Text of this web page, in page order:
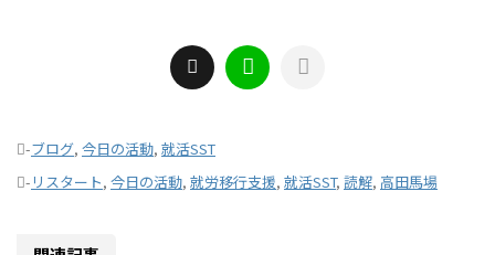
-ブログ, 今日の活動, 就活SST
- リスタート, 今日の活動, 就労移行支援, 就活SST, 読解, 高田馬場